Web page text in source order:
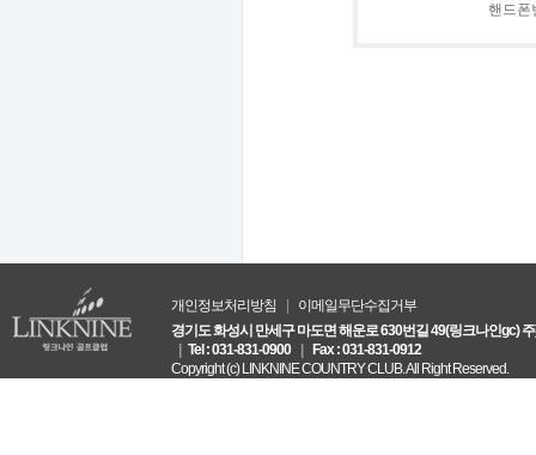
핸드폰
개인정보처리방침
이메일무단수집거부
경기도 화성시 만세구 마도면 해운로 630번길 49(링크나인gc)
Tel : 031-831-0900
Fax : 031-831-0912
Copyright (c) LINKNINE COUNTRY CLUB. All Right Reserved.